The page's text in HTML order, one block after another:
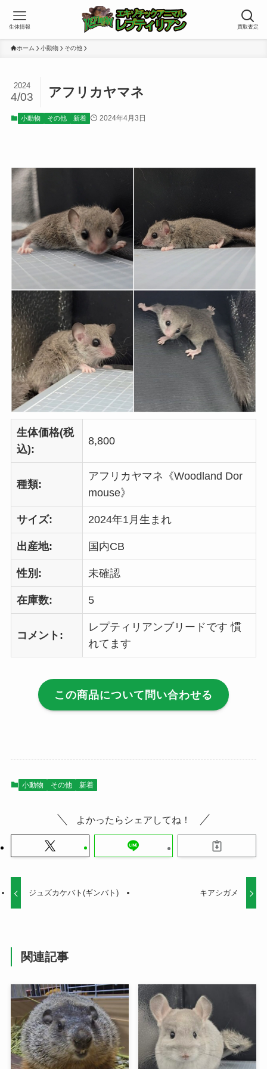
買取査定
生体情報
ホーム 小動物 その他
アフリカヤマネ
2024
4/03
小動物 その他 新着 2024年4月3日
生体価格(税
込):
8,800
種類:
アフリカヤマネ《Woodland Dor
mouse》
サイズ: 2024年1月生まれ
出産地: 国内CB
性別: 未確認
在庫数: 5
コメント:
レプティリアンブリードです 慣
れてます
この商品について問い合わせる
小動物 その他 新着
よかったらシェアしてね！
ジュズカケバト(ギンバト) キアシガメ
関連記事